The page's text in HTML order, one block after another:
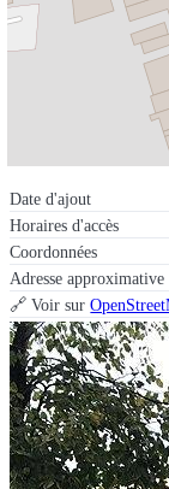
Date d'ajout
Horaires d'accès
Coordonnées
Adresse approximative
🔗 Voir sur